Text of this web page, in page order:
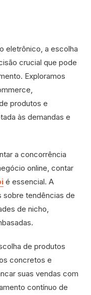
eletrônico, a escolha
crucial que pode
Exploramos
produtos e
às demandas e
a concorrência
online, contar
é essencial. A
sobre tendências de
de nicho,
de produtos
concretos e
suas vendas com
contínuo de